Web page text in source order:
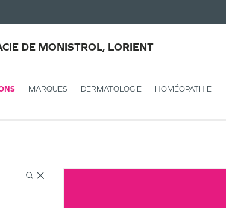
DE MONISTROL, LORIENT
MARQUES DERMATOLOGIE HOMÉOPATHIE